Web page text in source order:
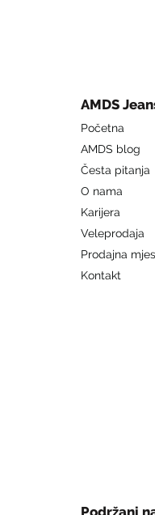
AMDS
Početna
AMDS blog
Česta pitanja
O nama
Karijera
Veleprodaja
Prodajna
Kontakt
Podržani